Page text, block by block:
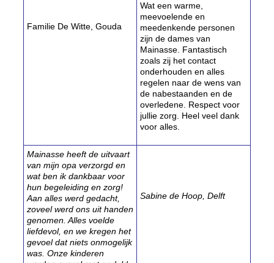
Familie De Witte, Gouda
Wat een warme,
meevoelende en
meedenkende personen
zijn de dames van
Mainasse. Fantastisch
zoals zij het contact
onderhouden en alles
regelen naar de wens van
de nabestaanden en de
overledene. Respect voor
jullie zorg. Heel veel dank
voor alles.
Mainasse heeft de uitvaart
van mijn opa verzorgd en
wat ben ik dankbaar voor
hun begeleiding en zorg!
Aan alles werd gedacht,
zoveel werd ons uit handen
genomen. Alles voelde
liefdevol, en we kregen het
gevoel dat niets onmogelijk
was. Onze kinderen
Sabine de Hoop, Delft